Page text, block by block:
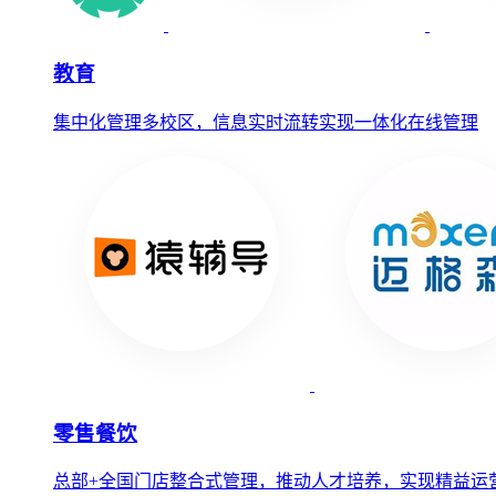
教育
集中化管理多校区，信息实时流转实现一体化在线管理
零售餐饮
总部+全国门店整合式管理，推动人才培养，实现精益运